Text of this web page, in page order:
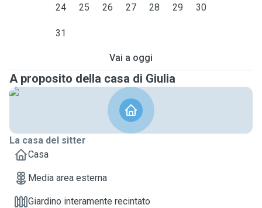
24 25 26 27 28 29 30
31
Vai a oggi
A proposito della casa di Giulia
La casa del sitter
Casa
Media area esterna
Giardino interamente recintato